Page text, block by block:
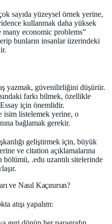
sayıda yüzeysel örnek yerine,
kullanmak daha yüksek
economic problems”
bunların insanlar üzerindeki
yazmak, güvenilirliğini düşürür.
farkı bilmek, özellikle
için önemlidir.
isim listelemek yerine, o
bağlamak gerekir.
geliştirmek için, büyük
ve citation açıklamalarına
.edu uzantılı sitelerinde
ve Nasıl Kaçınırsın?
atışı yapalım: